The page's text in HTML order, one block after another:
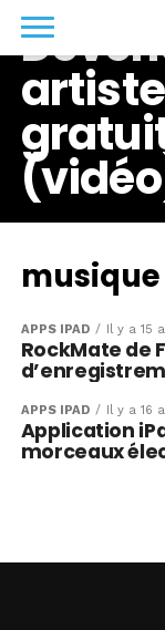
APPS IPAD Il y a 15
RockMate de
APPS IPAD Il y a 16
Application
morceaux